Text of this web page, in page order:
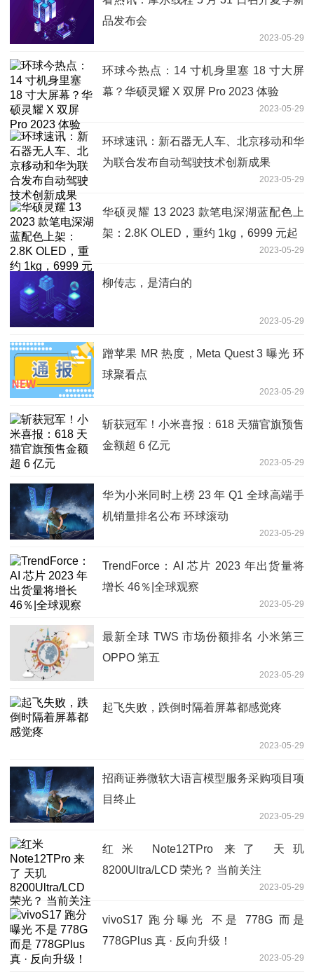
品发布会
2023-05-29
环球今热点：14 寸机身里塞 18 寸大屏
幕？华硕灵耀 X 双屏 Pro 2023 体验
2023-05-29
环球速讯：新石器无人车、北京移动和华
为联合发布自动驾驶技术创新成果
2023-05-29
华硕灵耀 13 2023 款笔电深湖蓝配色上
架：2.8K OLED，重约 1kg，6999 元起
2023-05-29
柳传志，是清白的
2023-05-29
蹭苹果 MR 热度，Meta Quest 3 曝光 环
球聚看点
2023-05-29
斩获冠军！小米喜报：618 天猫官旗预售
金额超 6 亿元
2023-05-29
华为小米同时上榜 23 年 Q1 全球高端手
机销量排名公布 环球滚动
2023-05-29
TrendForce：AI 芯片 2023 年出货量将
增长 46％|全球观察
2023-05-29
最新全球 TWS 市场份额排名 小米第三
OPPO 第五
2023-05-29
起飞失败，跌倒时隔着屏幕都感觉疼
2023-05-29
招商证券微软大语言模型服务采购项目项
目终止
2023-05-29
红米 Note12TPro 来了 天玑
8200Ultra/LCD 荣光？ 当前关注
2023-05-29
vivoS17 跑分曝光 不是 778G 而是
778GPlus 真 · 反向升级！
2023-05-29